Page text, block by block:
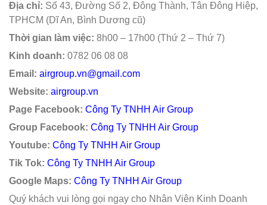
Địa chỉ: Số 43, Đường Số 2, Đông Thành, Tân Đông Hiệp,
TPHCM (Dĩ An, Bình Dương cũ)
Thời gian làm việc: 8h00 – 17h00 (Thứ 2 – Thứ 7)
Kinh doanh: 0782 06 08 08
Email: airgroup.vn@gmail.com
Website: airgroup.vn
Page Facebook: Công Ty TNHH Air Group
Group Facebook: Công Ty TNHH Air Group
Youtube: Công Ty TNHH Air Group
Tik Tok: Công Ty TNHH Air Group
Google Maps: Công Ty TNHH Air Group
Quý khách vui lòng gọi ngay cho Nhân Viên Kinh Doanh